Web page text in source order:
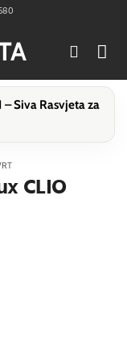
CLIO